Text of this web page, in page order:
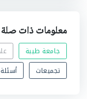
معلومات ذات صلة
جامعة طيبة
تجميعات